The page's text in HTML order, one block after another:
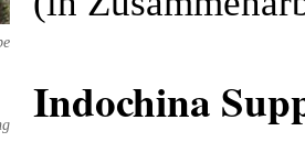
Indochina